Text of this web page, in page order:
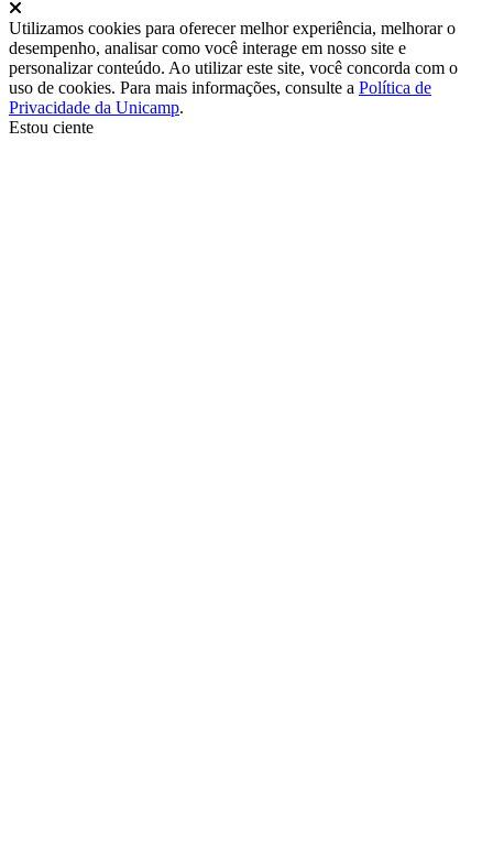
Utilizamos cookies para oferecer melhor experiência, melhorar o
desempenho, analisar como você interage em nosso site e
personalizar conteúdo. Ao utilizar este site, você concorda com o
uso de cookies. Para mais informações, consulte a Política de
Privacidade da Unicamp.
Estou ciente